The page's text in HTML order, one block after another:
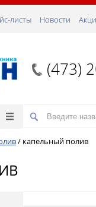
листы Новости
(473)
/ капельный полив